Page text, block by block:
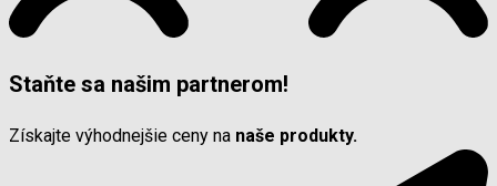
Staňte sa našim partnerom!
Získajte výhodnejšie ceny na naše produkty.